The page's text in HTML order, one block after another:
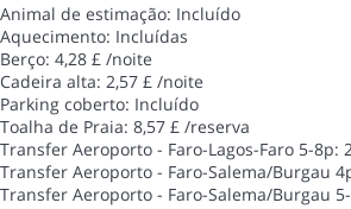
Animal de estimação: Incluído
Aquecimento: Incluídas
Berço: 4,28 £ /noite
Cadeira alta: 2,57 £ /noite
Parking coberto: Incluído
Toalha de Praia: 8,57 £ /reserva
Transfer Aeroporto - Faro-Lagos-Faro 5-8p:
Transfer Aeroporto - Faro-Salema/Burgau
Transfer Aeroporto - Faro-Salema/Burgau